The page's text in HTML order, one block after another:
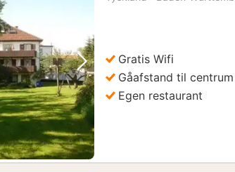
Næste billede
Gratis Wifi
Gåafstand til centrum
Egen restaurant